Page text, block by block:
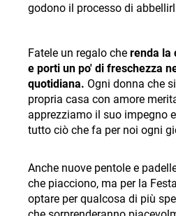
godono il processo di
Fatele un regalo che renda la
e porti un po' di freschezza
quotidiana. Ogni donna che
propria casa con amore
apprezziamo il suo impegno
tutto ciò che fa per noi ogni
Anche nuove pentole e
che piacciono, ma per la
optare per qualcosa di più